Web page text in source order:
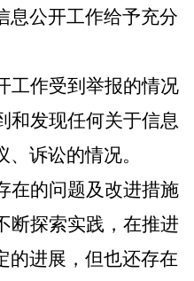
息公开工作给予充分
工作受到举报的情况
和发现任何关于信息
诉讼的情况。
在的问题及改进措施
断探索实践，在推进
的进展，但也还存在